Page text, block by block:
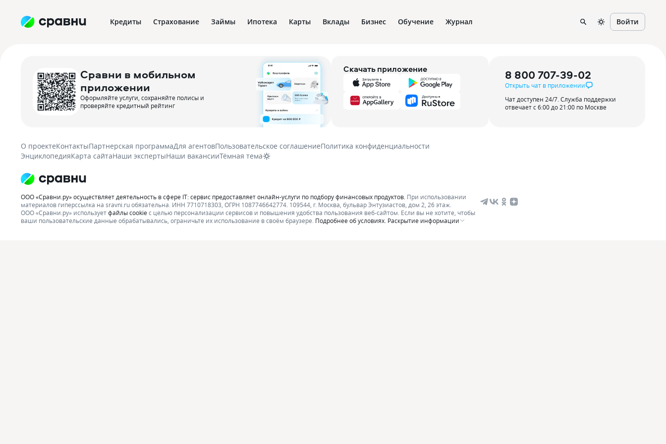
Кредиты Страхование Займы Ипотека Карты Вклады Бизнес Обучение Журнал Войти
Сравни в мобильном
приложении
Оформляйте услуги, сохраняйте полисы и
проверяйте кредитный рейтинг
Скачать приложение 8 800 707-39-02
Открыть чат в приложении
Чат доступен 24/7. Служба поддержки
отвечает с 6:00 до 21:00 по Москве
О проектеКонтактыПартнерская программаДля агентовПользовательское соглашениеПолитика конфиденциальности
ЭнциклопедияКарта сайтаНаши экспертыНаши вакансииТёмная тема
ООО «Сравни.ру» осуществляет деятельность в сфере IT: сервис предоставляет онлайн-услуги по подбору финансовых продуктов. При использовании
материалов гиперссылка на sravni.ru обязательна. ИНН 7710718303, ОГРН 1087746642774. 109544, г. Москва, бульвар Энтузиастов, дом 2, 26 этаж.
ООО «Сравни.ру» используетфайлы cookieс целью персонализации сервисов и повышения удобства пользования веб-сайтом. Если вы не хотите, чтобы
ваши пользовательские данные обрабатывались, ограничьте их использование в своём браузере. Подробнее об условиях. Раскрытие информации